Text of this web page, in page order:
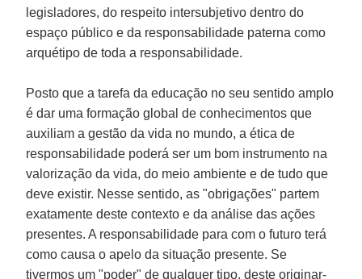
legisladores, do respeito intersubjetivo dentro do
espaço público e da responsabilidade paterna como
arquétipo de toda a responsabilidade.
Posto que a tarefa da educação no seu sentido amplo
é dar uma formação global de conhecimentos que
auxiliam a gestão da vida no mundo, a ética de
responsabilidade poderá ser um bom instrumento na
valorização da vida, do meio ambiente e de tudo que
deve existir. Nesse sentido, as "obrigações" partem
exatamente deste contexto e da análise das ações
presentes. A responsabilidade para com o futuro terá
como causa o apelo da situação presente. Se
tivermos um "poder" de qualquer tipo, deste originar-